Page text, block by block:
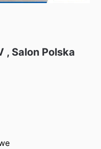
, Salon Polska